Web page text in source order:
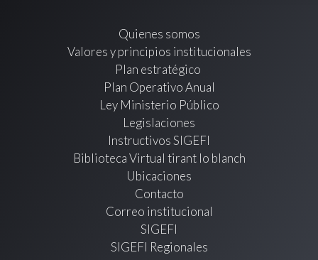
Quienes somos
Valores y principios institucionales
Plan estratégico
Plan Operativo Anual
Ley Ministerio Público
Legislaciones
Instructivos SIGEFI
Biblioteca Virtual tirant lo blanch
Ubicaciones
Contacto
Correo institucional
SIGEFI
SIGEFI Regionales